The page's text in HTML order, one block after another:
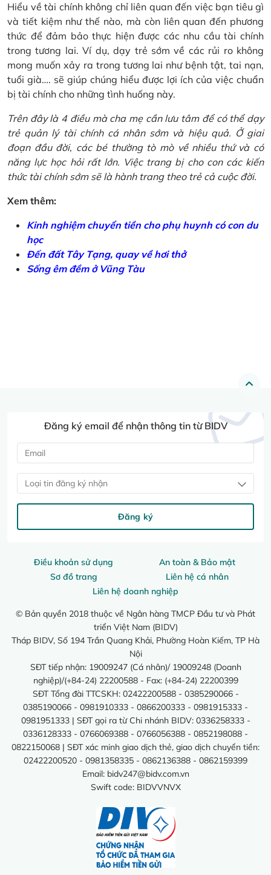
Hiểu về tài chính không chỉ liên quan đến việc bạn tiêu gì
và tiết kiệm như thế nào, mà còn liên quan đến phương
thức để đảm bảo thực hiện được các nhu cầu tài chính
trong tương lai. Ví dụ, dạy trẻ sớm về các rủi ro không
mong muốn xảy ra trong tương lai như bệnh tật, tai nạn,
tuổi già…. sẽ giúp chúng hiểu được lợi ích của việc chuẩn
bị tài chính cho những tình huống này.
Trên đây là 4 điều mà cha mẹ cần lưu tâm để có thể dạy
trẻ quản lý tài chính cá nhân sớm và hiệu quả. Ở giai
đoạn đầu đời, các bé thường tò mò về nhiều thứ và có
năng lực học hỏi rất lớn. Việc trang bị cho con các kiến
thức tài chính sớm sẽ là hành trang theo trẻ cả cuộc đời.
Xem thêm:
Kinh nghiệm chuyển tiền cho phụ huynh có con du
học
Đến đất Tây Tạng, quay về hơi thở
Sống êm đềm ở Vũng Tàu
Điều khoản sử dụng
An toàn & Bảo mật
Sơ đồ trang
Liên hệ cá nhân
Liên hệ doanh nghiệp
© Bản quyền 2018 thuộc về Ngân hàng TMCP Đầu tư và Phát
triển Việt Nam (BIDV)
Tháp BIDV, Số 194 Trần Quang Khải, Phường Hoàn Kiếm, TP Hà
Nội
SĐT tiếp nhận: 19009247 (Cá nhân)/ 19009248 (Doanh
nghiệp)/(+84-24) 22200588 - Fax: (+84-24) 22200399
SĐT Tổng đài TTCSKH: 02422200588 - 0385290066 -
0385190066 - 0981910333 - 0866200333 - 0981915333 -
0981951333 | SĐT gọi ra từ Chi nhánh BIDV: 0336258333 -
0336128333 - 0766069388 - 0766056388 - 0852198088 -
0822150068 | SĐT xác minh giao dịch thẻ, giao dịch chuyển tiền:
02422200520 - 0981358335 - 0862136388 - 0862159399
Email: bidv247@bidv.com.vn
Swift code: BIDVVNVX
Đăng ký email để nhận thông tin từ BIDV
Loại tin đăng ký nhận
Đăng ký